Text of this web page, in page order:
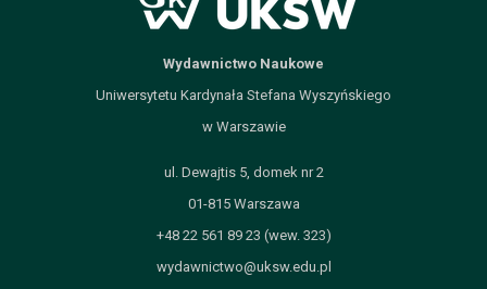
Wydawnictwo Naukowe
Uniwersytetu Kardynała Stefana Wyszyńskiego
w Warszawie
ul. Dewajtis 5, domek nr 2
01-815 Warszawa
+48 22 561 89 23 (wew. 323)
wydawnictwo@uksw.edu.pl